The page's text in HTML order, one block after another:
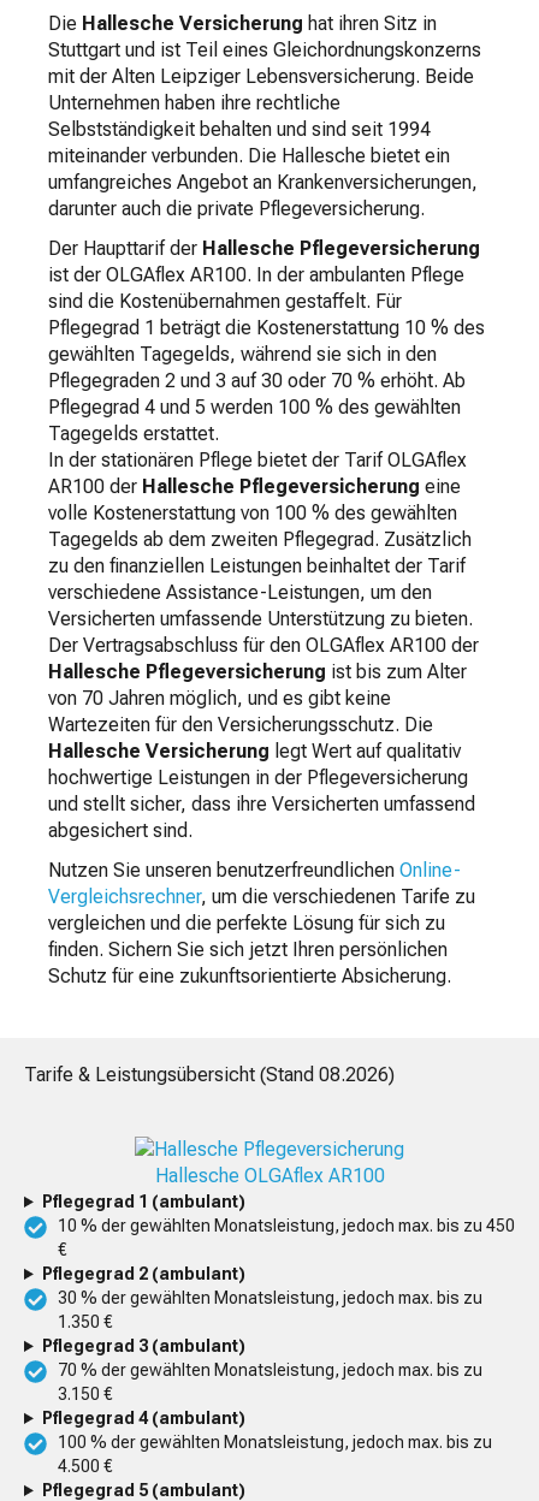
Die Hallesche Versicherung hat ihren Sitz in
Stuttgart und ist Teil eines Gleichordnungskonzerns
mit der Alten Leipziger Lebensversicherung. Beide
Unternehmen haben ihre rechtliche
Selbstständigkeit behalten und sind seit 1994
miteinander verbunden. Die Hallesche bietet ein
umfangreiches Angebot an Krankenversicherungen,
darunter auch die private Pflegeversicherung.
Der Haupttarif der Hallesche Pflegeversicherung
ist der OLGAflex AR100. In der ambulanten Pflege
sind die Kostenübernahmen gestaffelt. Für
Pflegegrad 1 beträgt die Kostenerstattung 10 % des
gewählten Tagegelds, während sie sich in den
Pflegegraden 2 und 3 auf 30 oder 70 % erhöht. Ab
Pflegegrad 4 und 5 werden 100 % des gewählten
Tagegelds erstattet.
In der stationären Pflege bietet der Tarif OLGAflex
AR100 der Hallesche Pflegeversicherung eine
volle Kostenerstattung von 100 % des gewählten
Tagegelds ab dem zweiten Pflegegrad. Zusätzlich
zu den finanziellen Leistungen beinhaltet der Tarif
verschiedene Assistance-Leistungen, um den
Versicherten umfassende Unterstützung zu bieten.
Der Vertragsabschluss für den OLGAflex AR100 der
Hallesche Pflegeversicherung ist bis zum Alter
von 70 Jahren möglich, und es gibt keine
Wartezeiten für den Versicherungsschutz. Die
Hallesche Versicherung legt Wert auf qualitativ
hochwertige Leistungen in der Pflegeversicherung
und stellt sicher, dass ihre Versicherten umfassend
abgesichert sind.
Nutzen Sie unseren benutzerfreundlichen Online-
Vergleichsrechner, um die verschiedenen Tarife zu
vergleichen und die perfekte Lösung für sich zu
finden. Sichern Sie sich jetzt Ihren persönlichen
Schutz für eine zukunftsorientierte Absicherung.
Tarife & Leistungsübersicht (Stand 08.2026)
Hallesche OLGAflex AR100
Pflegegrad 1 (ambulant)
10 % der gewählten Monatsleistung, jedoch max. bis zu 450
€
Pflegegrad 2 (ambulant)
30 % der gewählten Monatsleistung, jedoch max. bis zu
1.350 €
Pflegegrad 3 (ambulant)
70 % der gewählten Monatsleistung, jedoch max. bis zu
3.150 €
Pflegegrad 4 (ambulant)
100 % der gewählten Monatsleistung, jedoch max. bis zu
4.500 €
Pflegegrad 5 (ambulant)